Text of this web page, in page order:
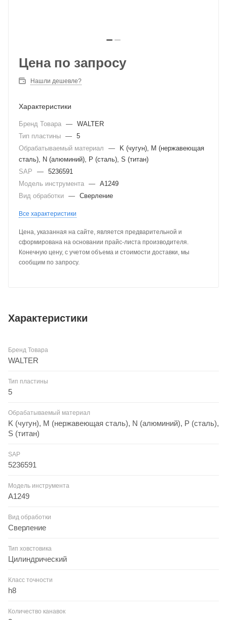
Цена по запросу
Нашли дешевле?
Характеристики
Бренд Товара — WALTER
Тип пластины — 5
Обрабатываемый материал
—
K (чугун), M (нержавеющая
сталь), N (алюминий), P (сталь), S (титан)
SAP
— 5236591
Модель инструмента — A1249
Вид обработки — Сверление
Все характеристики
Цена, указанная на сайте, является предварительной и
сформирована на основании прайс-листа производителя.
Конечную цену, с учетом объема и стоимости доставки, мы
сообщим по запросу.
Характеристики
Бренд Товара
WALTER
Тип пластины
5
Обрабатываемый материал
K (чугун), M (нержавеющая сталь), N (алюминий), P (сталь),
S (титан)
SAP
5236591
Модель инструмента
A1249
Вид обработки
Сверление
Тип ховстовика
Цилиндрический
Класс точности
h8
Количество канавок